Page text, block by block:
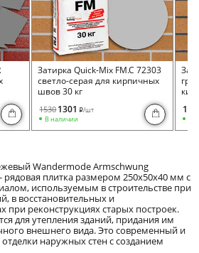
Затирка Quick-Mix FM.C 72303
светло-серая для кирпичных
швов 30 кг
15301301 i/шт
В наличии
Wandermode Armschwung
рядовая плитка размером 250x50x40 мм с
используемым в строительстве при
в восстановительных и
при реконструкциях старых построек.
для утепления зданий, придания им
внешнего вида. Это современный и
наружных стен с созданием